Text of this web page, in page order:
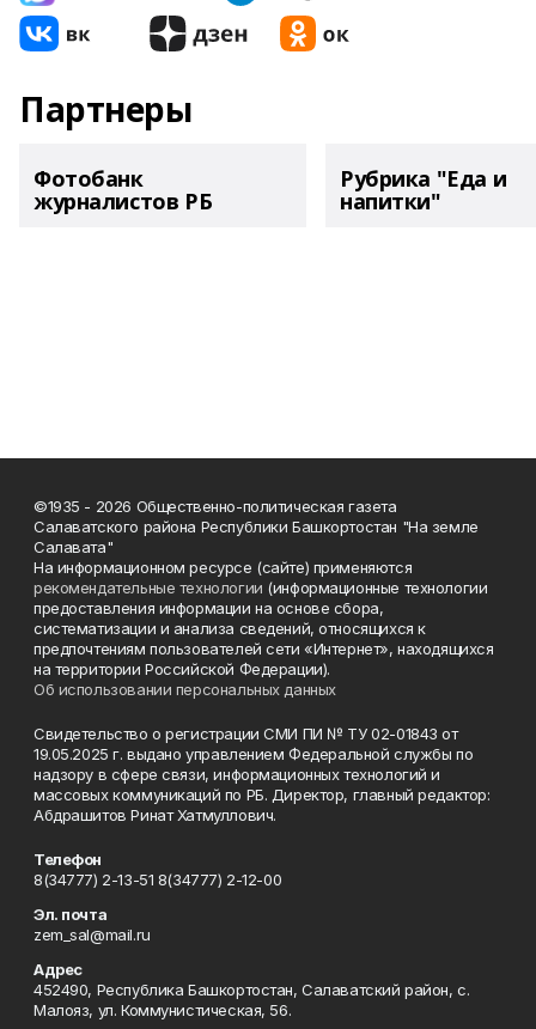
Партнеры
Фотобанк
журналистов РБ
Рубрика "Еда и
напитки"
©1935 - 2026 Общественно-политическая газета
Салаватского района Республики Башкортостан "На земле
Салавата"
На информационном ресурсе (сайте) применяются
рекомендательные технологии (информационные технологии
предоставления информации на основе сбора,
систематизации и анализа сведений, относящихся к
предпочтениям пользователей сети «Интернет», находящихся
на территории Российской Федерации).
Об использовании персональных данных
Свидетельство о регистрации СМИ ПИ № ТУ 02-01843 от
19.05.2025 г. выдано управлением Федеральной службы по
надзору в сфере связи, информационных технологий и
массовых коммуникаций по РБ. Директор, главный редактор:
Абдрашитов Ринат Хатмуллович.
Телефон
8(34777) 2-13-51 8(34777) 2-12-00
Эл. почта
zem_sal@mail.ru
Адрес
452490, Республика Башкортостан, Салаватский район, с.
Малояз, ул. Коммунистическая, 56.